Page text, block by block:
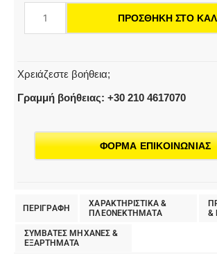
packaged
PTFE
ΠΡΟΣΘΉΚΗ ΣΤΟ
Χρειάζεστε βοήθεια;
Γραμμή βοήθειας: +30 210 4617070
ΦΟΡΜΑ ΕΠΙΚΟΙΝΩΝΙΑΣ
ΠΕΡΙΓΡΑΦΗ
ΧΑΡΑΚΤΗΡΙΣΤΙΚΑ &
ΠΛΕΟΝΕΚΤΗΜΑΤΑ
&
ΣΥΜΒΑΤΕΣ ΜΗΧΑΝΕΣ &
ΕΞΑΡΤΗΜΑΤΑ